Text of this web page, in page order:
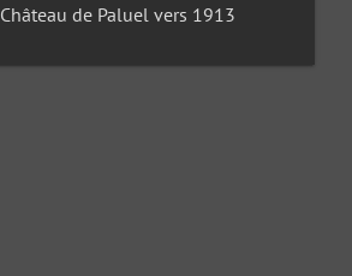
Château de Paluel vers 1913